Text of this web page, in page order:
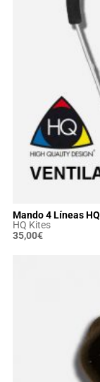
Mando 4 Líneas HQ
HQ Kites
35,00€